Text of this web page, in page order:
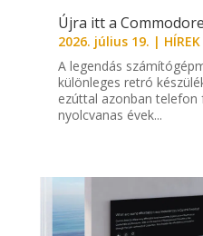
Újra itt a Commodore
2026. július 19. | HÍREK
A legendás
különleges retró
ezúttal azonban telefon
nyolcvanas évek...